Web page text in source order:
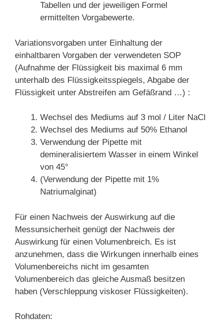
Tabellen und der jeweiligen Formel
ermittelten Vorgabewerte.
Variationsvorgaben unter Einhaltung der
einhaltbaren Vorgaben der verwendeten SOP
(Aufnahme der Flüssigkeit bis maximal 6 mm
unterhalb des Flüssigkeitsspiegels, Abgabe der
Flüssigkeit unter Abstreifen am Gefäßrand …) :
Wechsel des Mediums auf 3 mol / Liter NaCl
Wechsel des Mediums auf 50% Ethanol
Verwendung der Pipette mit
demineralisiertem Wasser in einem Winkel
von 45°
(Verwendung der Pipette mit 1%
Natriumalginat)
Für einen Nachweis der Auswirkung auf die
Messunsicherheit genügt der Nachweis der
Auswirkung für einen Volumenbreich. Es ist
anzunehmen, dass die Wirkungen innerhalb eines
Volumenbereichs nicht im gesamten
Volumenbereich das gleiche Ausmaß besitzen
haben (Verschleppung viskoser Flüssigkeiten).
Rohdaten: